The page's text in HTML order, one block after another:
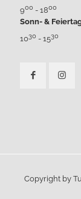
900 - 1800
Sonn- &
1030 - 1530
Copyright by